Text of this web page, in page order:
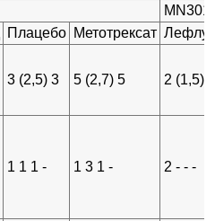
MN301
Плацебо Метотрексат
3 (2,5) 3 5 (2,7) 5 2 (1,5) 2
1 1 1 - 1 3 1 - 2 - - -